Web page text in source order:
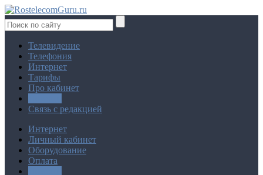
Телевидение
Телефония
Интернет
Тарифы
Про кабинет
Связь с редакцией
Интернет
Личный кабинет
Оборудование
Оплата